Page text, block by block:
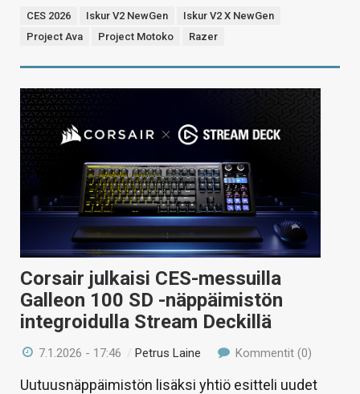
CES 2026 Iskur V2 NewGen
Iskur V2 X NewGen
Project Ava
Project Motoko Razer
Corsair julkaisi CES-messuilla
Galleon 100 SD -näppäimistön
integroidulla Stream Deckillä
7.1.2026 - 17:46 /Petrus Laine Kommentit (0)
Uutuusnäppäimistön lisäksi yhtiö esitteli uudet